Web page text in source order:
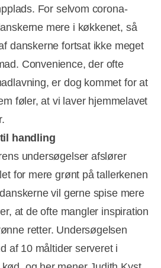
For selvom corona-
mere i køkkenet, så
danskerne fortsat ikke meget
Convenience, der ofte
er dog kommet for at
føler, at vi laver hjemmelavet
handling
undersøgelser afslører
for mere grønt på tallerkenen
vil gerne spise mere
at de ofte mangler inspiration
retter. Undersøgelsen
af 10 måltider serveret i